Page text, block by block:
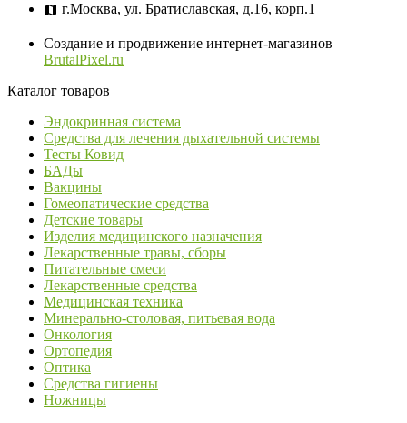
г.Москва, ул. Братиславская, д.16, корп.1
Создание и продвижение интернет-магазинов
BrutalPixel.ru
Каталог товаров
Эндокринная система
Средства для лечения дыхательной системы
Тесты Ковид
БАДы
Вакцины
Гомеопатические средства
Детские товары
Изделия медицинского назначения
Лекарственные травы, сборы
Питательные смеси
Лекарственные средства
Медицинская техника
Минерально-столовая, питьевая вода
Онкология
Ортопедия
Оптика
Средства гигиены
Ножницы